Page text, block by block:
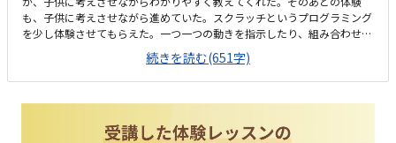
も、子供に考えさせながら進めていた。スクラッチというプログラミング
を少し体験させてもらえた。一つ一つの動きを指示したり、組み合わせた
り、どうしたら思った通りに動くのか？思い通りにならないのはどこが違
うのか？自分で考える時間もあって、よかった。普段タブレットなどは使
ったことはあるが、パソコンは学校の授業で少し使った程度だったが、マ
てはいるが、駅前なので、バス、電車で通いやすそう。今後一人で通うと
続きを読む(651字)